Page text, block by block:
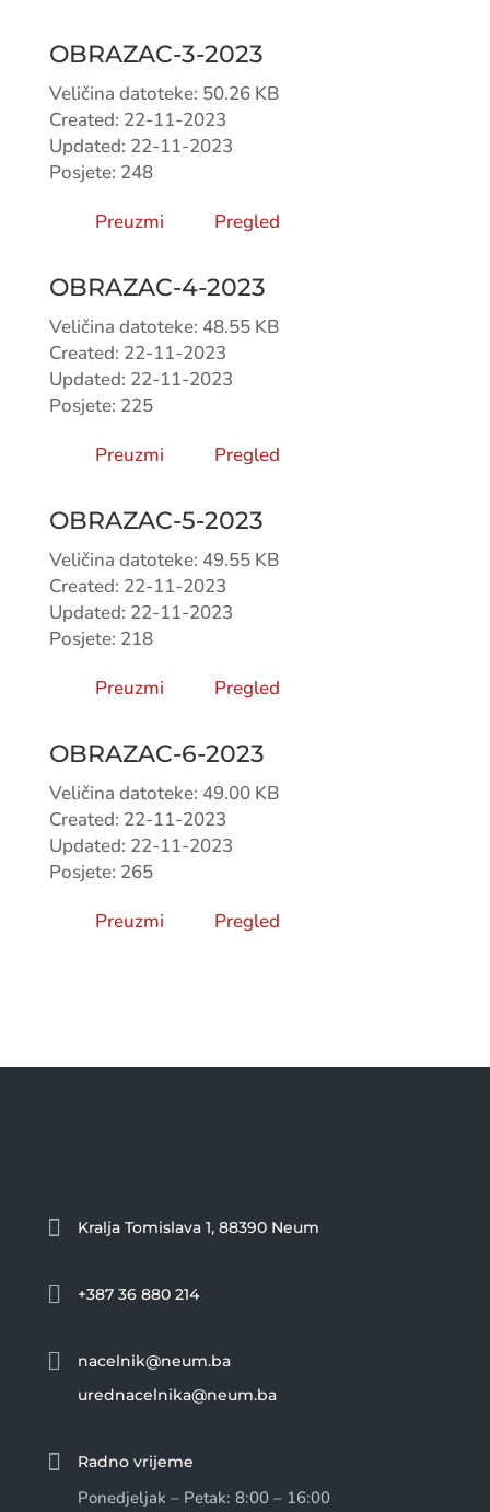
OBRAZAC-3-2023
Veličina datoteke: 50.26 KB
Created: 22-11-2023
Updated: 22-11-2023
Posjete: 248
Preuzmi
Pregled
OBRAZAC-4-2023
Veličina datoteke: 48.55 KB
Created: 22-11-2023
Updated: 22-11-2023
Posjete: 225
Preuzmi
Pregled
OBRAZAC-5-2023
Veličina datoteke: 49.55 KB
Created: 22-11-2023
Updated: 22-11-2023
Posjete: 218
Preuzmi
Pregled
OBRAZAC-6-2023
Veličina datoteke: 49.00 KB
Created: 22-11-2023
Updated: 22-11-2023
Posjete: 265
Preuzmi
Pregled
 Kralja Tomislava 1, 88390 Neum
 +387 36 880 214

nacelnik@neum.ba
urednacelnika@neum.ba
 Radno vrijeme
Ponedjeljak – Petak: 8:00 – 16:00